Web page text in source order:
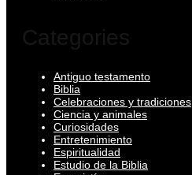
Categories
Antiguo testamento
Biblia
Celebraciones y tradiciones
Ciencia y animales
Curiosidades
Entretenimiento
Espiritualidad
Estudio de la Biblia